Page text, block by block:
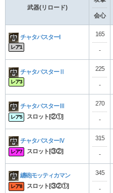
武器(リロード)
会心
チャタバスターI
レア1
165
-
チャタバスターⅡ
レア3
225
-
チャタバスターⅢ
レア5 スロット[②①]
270
-
チャタバスターⅣ
レア7 スロット[③②]
315
-
纏砲モッティカマン
レア8 スロット[③②①]
345
-